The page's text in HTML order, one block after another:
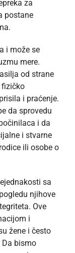
za
postane
i može se
mere.
od strane
fizičko
i praćenje.
da sprovedu
i da
i stvarne
ili osobe o
sa
njihove
Ove
i
žene i često
Da bismo